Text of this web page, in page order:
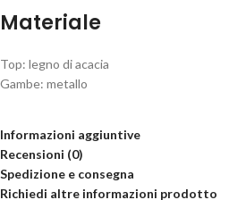
Materiale
Top: legno di acacia
Gambe: metallo
Informazioni aggiuntive
Recensioni (0)
Spedizione e consegna
Richiedi altre informazioni prodotto